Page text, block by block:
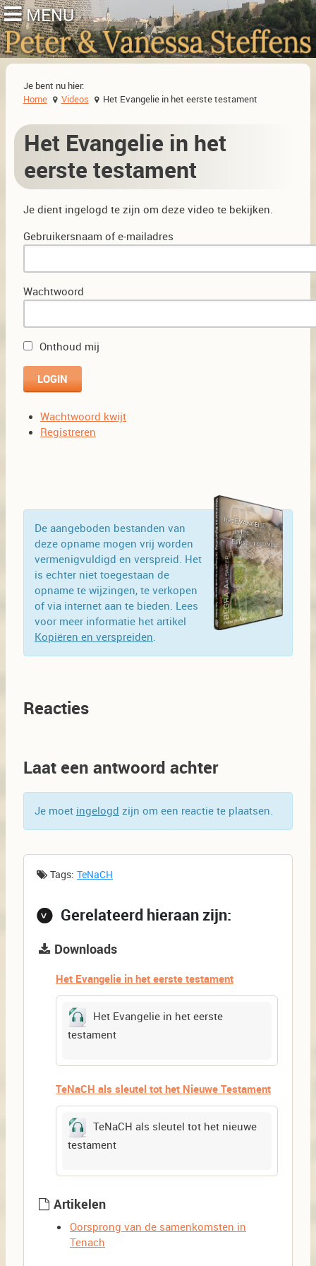
Je bent nu hier:
Home
Videos Het Evangelie in het eerste testament
Het Evangelie in het
eerste testament
Je dient ingelogd te zijn om deze video te bekijken.
Gebruikersnaam of e-mailadres
Wachtwoord
Onthoud mij
Wachtwoord kwijt
Registreren
De aangeboden bestanden van
deze opname mogen vrij worden
vermenigvuldigd en verspreid. Het
is echter niet toegestaan de
opname te wijzingen, te verkopen
of via internet aan te bieden. Lees
voor meer informatie het artikel
Kopiëren en verspreiden.
Reacties
Laat een antwoord achter
Je moet ingelogd zijn om een reactie te plaatsen.
Tags: TeNaCH
Gerelateerd hieraan zijn:
Downloads
Het Evangelie in het eerste testament
Het Evangelie in het eerste
testament
TeNaCH als sleutel tot het Nieuwe Testament
TeNaCH als sleutel tot het nieuwe
testament
Artikelen
Oorsprong van de samenkomsten in
Tenach